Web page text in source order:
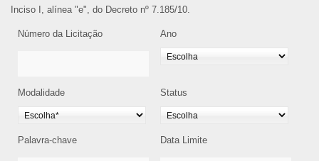
Inciso I, alínea "e", do Decreto nº 7.185/10.
Número da Licitação Ano
Modalidade Status
Palavra-chave Data Limite